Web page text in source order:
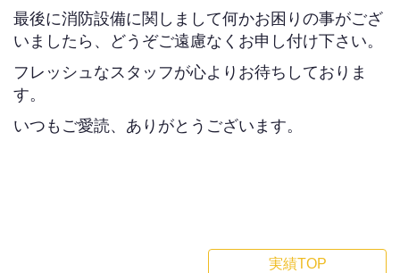
最後に消防設備に関しまして何かお困りの事がござ
いましたら、どうぞご遠慮なくお申し付け下さい。
フレッシュなスタッフが心よりお待ちしておりま
す。
いつもご愛読、ありがとうございます。
実績TOP